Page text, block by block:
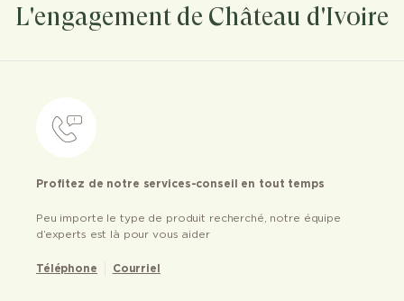
L'engagement de Château d'Ivoire
Profitez de notre services-conseil en tout temps
Peu importe le type de produit recherché, notre équipe
d’experts est là pour vous aider
Téléphone Courriel